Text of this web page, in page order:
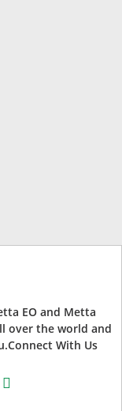
EO and Metta
over the world and
With Us
youtube